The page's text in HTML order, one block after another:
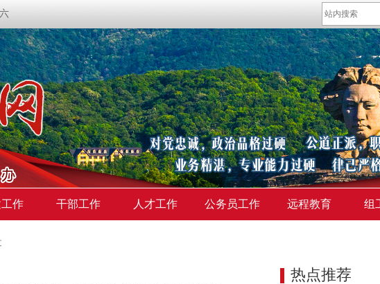
作 干部工作 人才工作 公务员工作 远程教育 组
热点推荐